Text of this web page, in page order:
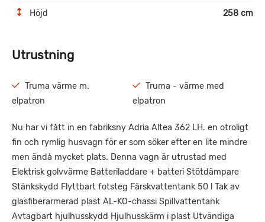
Höjd 258 cm
Utrustning
Truma värme m.
elpatron
Truma - värme med
elpatron
Nu har vi fått in en fabriksny Adria Altea 362 LH. en otroligt
fin och rymlig husvagn för er som söker efter en lite mindre
men ändå mycket plats. Denna vagn är utrustad med
Elektrisk golvvärme Batteriladdare + batteri Stötdämpare
Stänkskydd Flyttbart fotsteg Färskvattentank 50 l Tak av
glasfiberarmerad plast AL-KO-chassi Spillvattentank
Avtagbart hjulhusskydd Hjulhusskärm i plast Utvändiga